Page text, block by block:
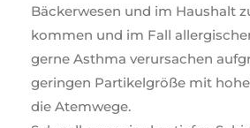
Bäckerwesen und im Haushalt
kommen und im Fall
gerne Asthma verursachen
geringen Partikelgröße mit
die Atemwege.